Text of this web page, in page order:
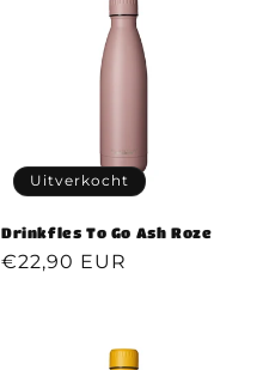
Uitverkocht
Drinkfles To Go Ash Roze
Normale
€22,90 EUR